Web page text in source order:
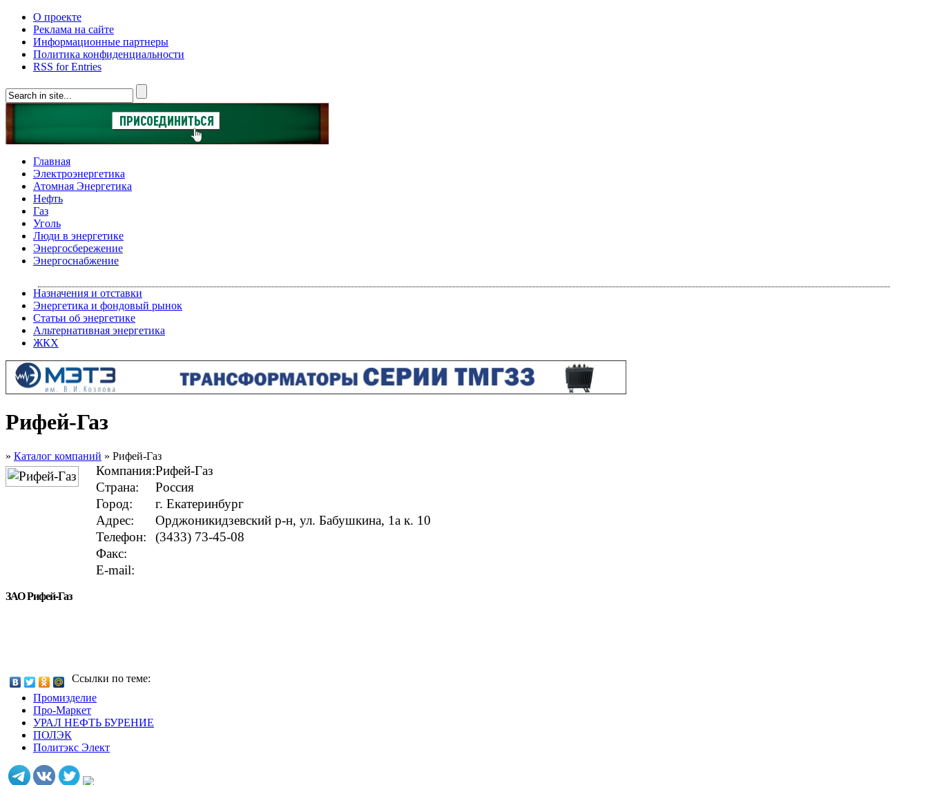
О проекте
Реклама на сайте
Информационные партнеры
Политика конфиденциальности
RSS for Entries
Главная
Электроэнергетика
Атомная Энергетика
Нефть
Газ
Уголь
Люди в энергетике
Энергосбережение
Энергоснабжение
Назначения и отставки
Энергетика и фондовый рынок
Статьи об энергетике
Альтернативная энергетика
ЖКХ
Рифей-Газ
» Каталог компаний » Рифей-Газ
Компания:Рифей-Газ
Страна:
Россия
Город:
г. Екатеринбург
Адрес:
Орджоникидзевский р-н, ул. Бабушкина, 1а к. 10
Телефон:
(3433) 73-45-08
Факс:
E-mail:
ЗАО Рифей-Газ
Ссылки по теме:
Промизделие
Про-Маркет
УРАЛ НЕФТЬ БУРЕНИЕ
ПОЛЭК
Политэкс Элект